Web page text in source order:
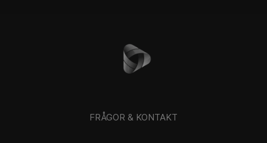
FRÅGOR & KONTAKT